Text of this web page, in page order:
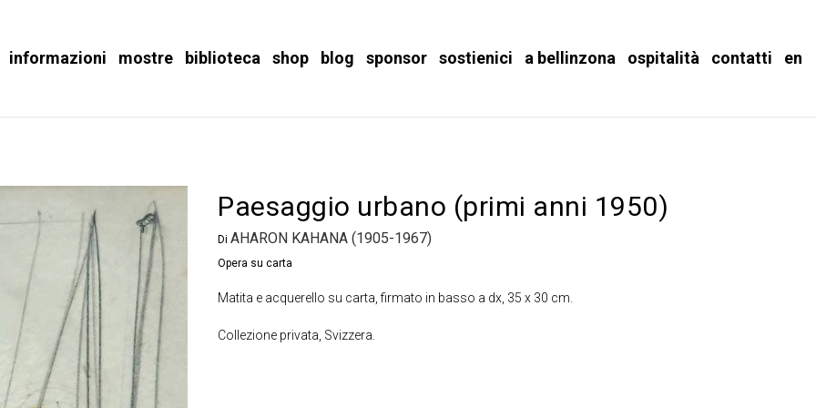
informazioni mostre biblioteca shop blog sponsor sostienici a bellinzona ospitalità contatti en
Paesaggio urbano (primi anni 1950)
Di AHARON KAHANA (1905-1967)
Opera su carta
Matita e acquerello su carta, firmato in basso a dx, 35 x 30 cm.
Collezione privata, Svizzera.